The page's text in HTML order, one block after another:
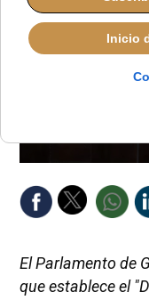
El Parlamento de
que establece el